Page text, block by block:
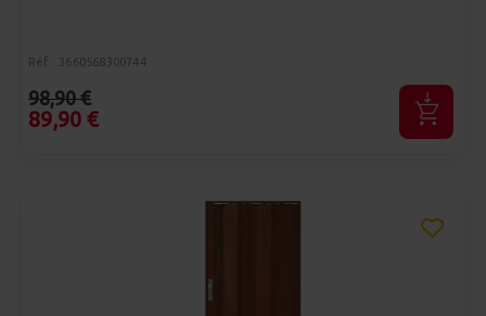
Réf : 3660568300744
89,90 €
98,90 €